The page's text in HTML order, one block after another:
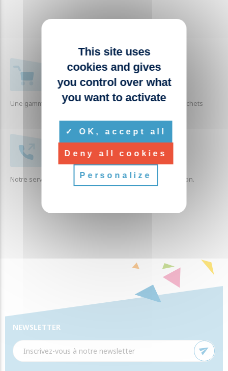
+ 1000 RÉFÉRENCES
Une gamme complète de produits liés à la collecte des déchets
SERVICE CLIENTÈLE
Notre service clients est à votre écoute pour toute question.
NEWSLETTER
send
This site uses
cookies and gives
you control over what
you want to activate
OK, accept all
Deny all cookies
Personalize